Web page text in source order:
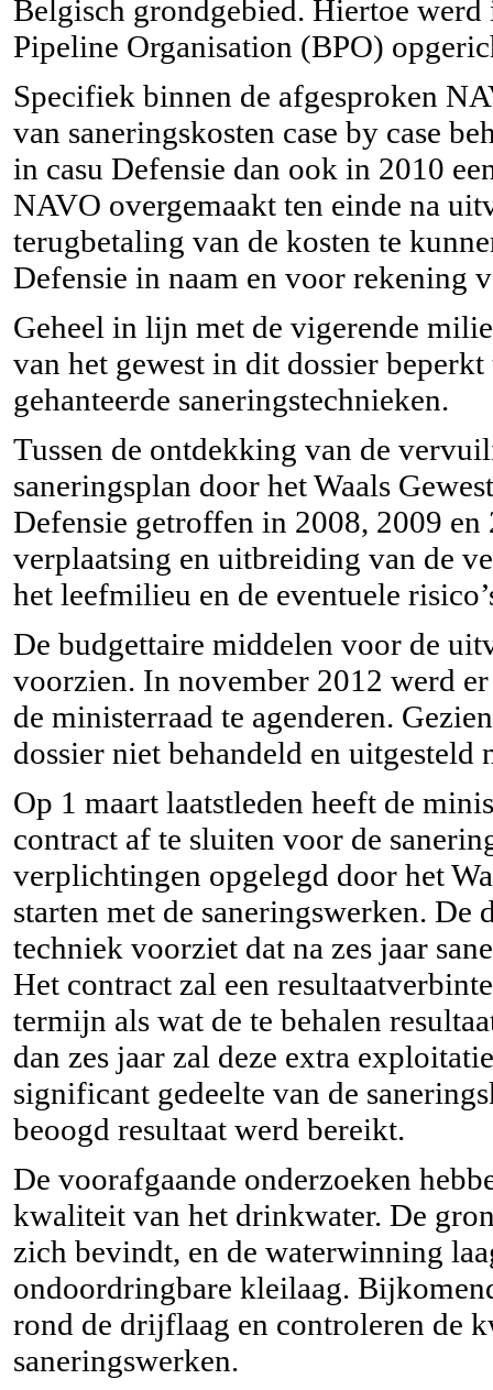
Belgisch grondgebied. Hiertoe
Pipeline Organisation (BPO)
Specifiek binnen de afgesproken
van saneringskosten case by case
in casu Defensie dan ook in 2010
NAVO overgemaakt ten einde na
terugbetaling van de kosten te
Defensie in naam en voor rekening
Geheel in lijn met de vigerende
van het gewest in dit dossier
gehanteerde saneringstechnieken.
Tussen de ontdekking van de
saneringsplan door het Waals
Defensie getroffen in 2008, 2009 en
verplaatsing en uitbreiding van de
het leefmilieu en de eventuele
De budgettaire middelen voor de
voorzien. In november 2012 werd
de ministerraad te agenderen.
dossier niet behandeld en uitgesteld
Op 1 maart laatstleden heeft de
contract af te sluiten voor de
verplichtingen opgelegd door het
starten met de saneringswerken.
techniek voorziet dat na zes jaar
Het contract zal een
termijn als wat de te behalen
dan zes jaar zal deze extra
significant gedeelte van de
beoogd resultaat werd bereikt.
De voorafgaande onderzoeken
kwaliteit van het drinkwater. De
zich bevindt, en de waterwinning
ondoordringbare kleilaag.
rond de drijflaag en controleren de
saneringswerken.